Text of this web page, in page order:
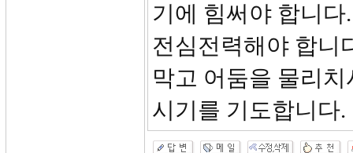
기에 힘써야 합니
전심전력해야 합니
막고 어둠을 물리
시기를 기도합니다.